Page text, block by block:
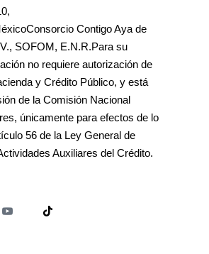
Contigo Aya de
SOFOM, E.N.R.Para su
no requiere autorización de
y Crédito Público, y está
de la Comisión Nacional
únicamente para efectos de lo
56 de la Ley General de
Auxiliares del Crédito.